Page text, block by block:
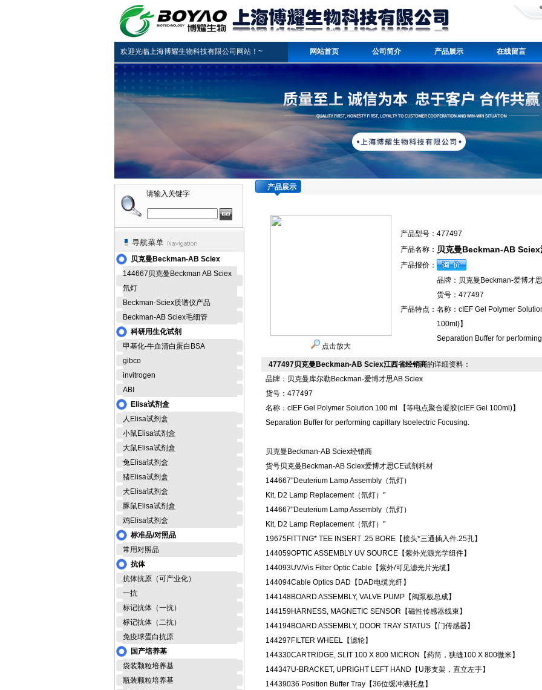
欢迎光临上海博耀生物科技有限公司网站！~ 网站首页 公司简介 产品展示 在线留言
请输入关键字
贝克曼Beckman-AB Sciex
144667贝克曼Beckman AB Sciex
氘灯
Beckman-Sciex质谱仪产品
Beckman-AB Sciex毛细管
科研用生化试剂
甲基化-牛血清白蛋白BSA
gibco
invitrogen
ABI
Elisa试剂盒
人Elisa试剂盒
小鼠Elisa试剂盒
大鼠Elisa试剂盒
兔Elisa试剂盒
猪Elisa试剂盒
犬Elisa试剂盒
豚鼠Elisa试剂盒
鸡Elisa试剂盒
标准品/对照品
常用对照品
抗体
抗体抗原（可产业化）
一抗
标记抗体（一抗）
标记抗体（二抗）
免疫球蛋白抗原
国产培养基
袋装颗粒培养基
瓶装颗粒培养基
产品展示
点击放大
产品型号： 477497
产品名称： 贝克曼Beckman-AB Sciex
产品报价：
产品特点：
品牌：贝克曼Beckman-爱博才
货号：477497
名称：cIEF Gel Polymer
100ml)】
Separation Buffer for
477497贝克曼Beckman-AB Sciex江西省经销商的详细资料：
品牌：贝克曼库尔勒Beckman-爱博才思AB Sciex
货号：477497
名称：cIEF Gel Polymer Solution 100 ml 【等电点聚合凝胶(cIEF Gel 100ml)】
Separation Buffer for performing capillary Isoelectric Focusing.
贝克曼Beckman-AB Sciex经销商
货号贝克曼Beckman-AB Sciex爱博才思CE试剂耗材
144667"Deuterium Lamp Assembly（氘灯）
Kit, D2 Lamp Replacement（氘灯）"
144667"Deuterium Lamp Assembly（氘灯）
Kit, D2 Lamp Replacement（氘灯）"
19675FITTING* TEE INSERT .25 BORE【接头*三通插入件.25孔】
144059OPTIC ASSEMBLY UV SOURCE【紫外光源光学组件】
144093UV/Vis Filter Optic Cable【紫外/可见滤光片光缆】
144094Cable Optics DAD【DAD电缆光纤】
144148BOARD ASSEMBLY, VALVE PUMP【阀泵板总成】
144159HARNESS, MAGNETIC SENSOR【磁性传感器线束】
144194BOARD ASSEMBLY, DOOR TRAY STATUS【门传感器】
144297 FILTER WHEEL【滤轮】
144330CARTRIDGE, SLIT 100 X 800 MICRON【药筒，狭缝100 X 800微米】
144347U-BRACKET, UPRIGHT LEFT HAND【U形支架，直立左手】
14439036 Position Buffer Tray【36位缓冲液托盘】